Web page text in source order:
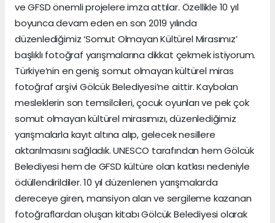
ve GFSD önemli projelere imza attılar. Özellikle 10 yıl
boyunca devam eden en son 2019 yılında
düzenlediğimiz ‘Somut Olmayan Kültürel Mirasımız’
başlıklı fotoğraf yarışmalarına dikkat çekmek istiyorum.
Türkiye’nin en geniş somut olmayan kültürel miras
fotoğraf arşivi Gölcük Belediyesi’ne aittir. Kaybolan
mesleklerin son temsilcileri, çocuk oyunları ve pek çok
somut olmayan kültürel mirasımızı, düzenlediğimiz
yarışmalarla kayıt altına alıp, gelecek nesillere
aktarılmasını sağladık. UNESCO tarafından hem Gölcük
Belediyesi hem de GFSD kültüre olan katkısı nedeniyle
ödüllendirildiler. 10 yıl düzenlenen yarışmalarda
dereceye giren, mansiyon alan ve sergileme kazanan
fotoğraflardan oluşan kitabı Gölcük Belediyesi olarak